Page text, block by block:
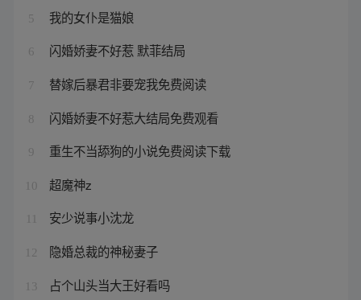
5 我的女仆是猫娘
6 闪婚娇妻不好惹 默菲结局
7 替嫁后暴君非要宠我免费阅读
8 闪婚娇妻不好惹大结局免费观看
9 重生不当舔狗的小说免费阅读下载
10 超魔神z
安少说事小沈龙
12 隐婚总裁的神秘妻子
13 占个山头当大王好看吗